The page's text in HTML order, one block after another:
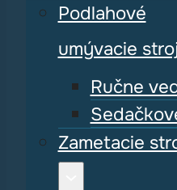
Podlahové
umývacie
Ručne
Zametacie